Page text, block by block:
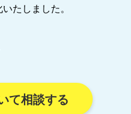
たしました。
て相談する